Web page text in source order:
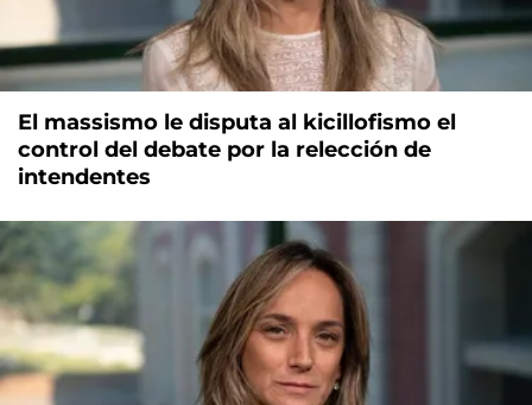
El massismo le disputa al kicillofismo el
control del debate por la relección de
intendentes